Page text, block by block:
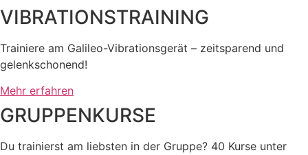
VIBRATIONSTRAINING
Trainiere am Galileo-Vibrationsgerät – zeitsparend und
gelenkschonend!
Mehr erfahren
GRUPPENKURSE
Du trainierst am liebsten in der Gruppe? 40 Kurse unter